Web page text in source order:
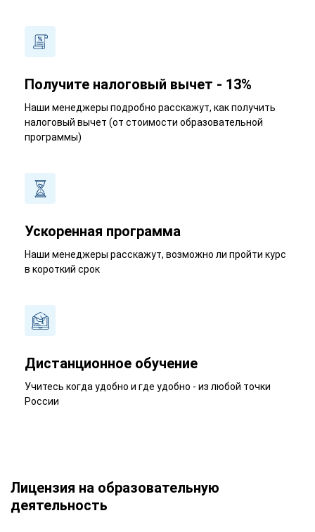
Получите налоговый вычет - 13%
Наши менеджеры подробно расскажут, как получить
налоговый вычет (от стоимости образовательной
программы)
Ускоренная программа
Наши менеджеры расскажут, возможно ли пройти курс
в короткий срок
Дистанционное обучение
Учитесь когда удобно и где удобно - из любой точки
России
Лицензия на образовательную
деятельность